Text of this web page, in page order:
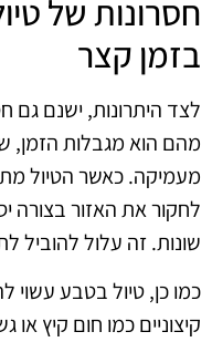
חסרונות של
בזמן קצר
לצד היתרונות, ישנם גם
מהם הוא מגבלות הזמן,
מעמיקה. כאשר הטיול
לחקור את האזור בצורה
שונות. זה עלול להוביל
כמו כן, טיול בטבע עשוי
קיצוניים כמו חום קיץ